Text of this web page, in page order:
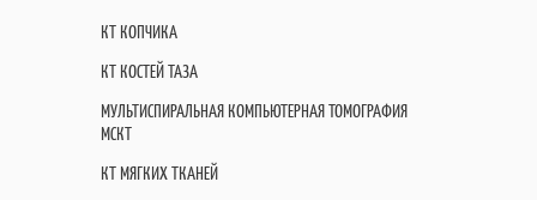
КТ КОПЧИКА
КТ КОСТЕЙ ТАЗА
МУЛЬТИСПИРАЛЬНАЯ КОМПЬЮТЕРНАЯ ТОМОГРАФИЯ
МСКТ
КТ МЯГКИХ ТКАНЕЙ